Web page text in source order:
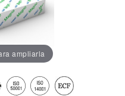
ampliarla